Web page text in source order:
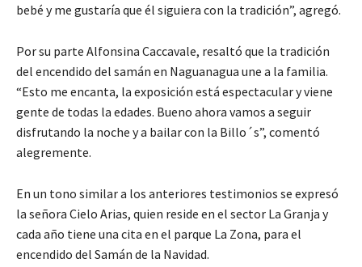
bebé y me gustaría que él siguiera con la tradición”, agregó.
Por su parte Alfonsina Caccavale, resaltó que la tradición
del encendido del samán en Naguanagua une a la familia.
“Esto me encanta, la exposición está espectacular y viene
gente de todas la edades. Bueno ahora vamos a seguir
disfrutando la noche y a bailar con la Billo´s”, comentó
alegremente.
En un tono similar a los anteriores testimonios se expresó
la señora Cielo Arias, quien reside en el sector La Granja y
cada año tiene una cita en el parque La Zona, para el
encendido del Samán de la Navidad.